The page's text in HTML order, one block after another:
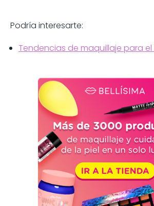
Podría interesarte:
Tendencias de maquillaje para el